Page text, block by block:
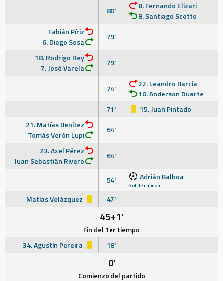
80'
8. Fernando Elizari
8. Santiago Scotto
Fabián Píriz
6. Diego Sosa
79'
18. Rodrigo Rey
7. José Varela
79'
74'
22. Leandro Barcia
10. Anderson Duarte
71'
15. Juan Pintado
21. Matías Benítez
Tomás Verón Lupi
64'
23. Axel Pérez
Juan Sebastián Rivero
64'
54' Adrián Balboa
Gol de cabeza
Matías Velázquez 47'
45+1'
Fin del 1er tiempo
34. Agustín Pereira
18'
0'
Comienzo del partido